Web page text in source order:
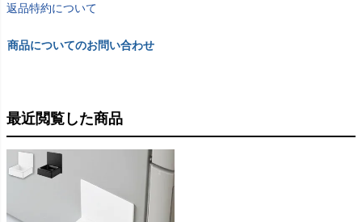
返品特約について
商品についてのお問い合わせ
最近閲覧した商品